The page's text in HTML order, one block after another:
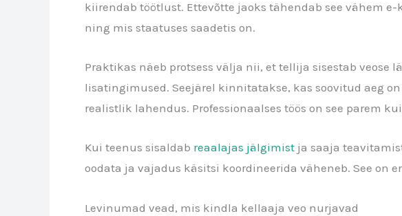
kiirendab töötlust. Ettevõtte jaoks tähendab see vähem
ning mis staatuses saadetis on.
Praktikas näeb protsess välja nii, et tellija sisestab
lisatingimused. Seejärel kinnitatakse, kas soovitud aeg
realistlik lahendus. Professionaalses töös on see parem
Kui teenus sisaldab reaalajas jälgimist ja saaja
oodata ja vajadus käsitsi koordineerida väheneb. See
Levinumad vead, mis kindla kellaaja veo nurjavad